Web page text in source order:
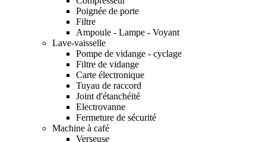
Poignée de porte
Filtre
Ampoule - Lampe - Voyant
Lave-vaisselle
Pompe de vidange - cyclage
Filtre de vidange
Carte électronique
Tuyau de raccord
Joint d'étanchéité
Electrovanne
Fermeture de sécurité
Machine à café
Verseuse